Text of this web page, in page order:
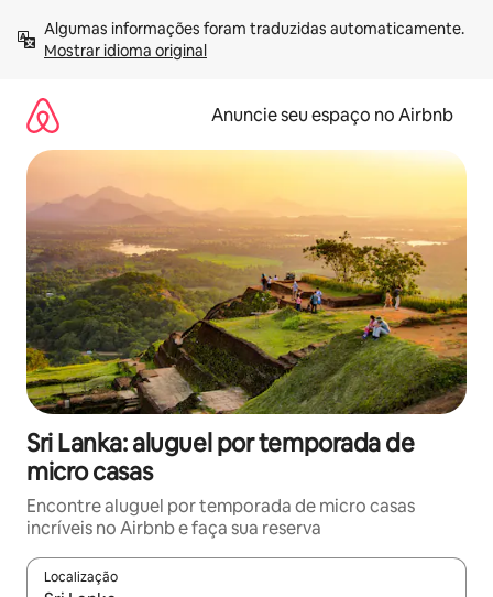
para
Mostrar idioma original
Anuncie seu espaço no Airbnb
Sri Lanka: aluguel por temporada de
micro casas
Encontre aluguel por temporada de micro casas
incríveis no Airbnb e faça sua reserva
Localização